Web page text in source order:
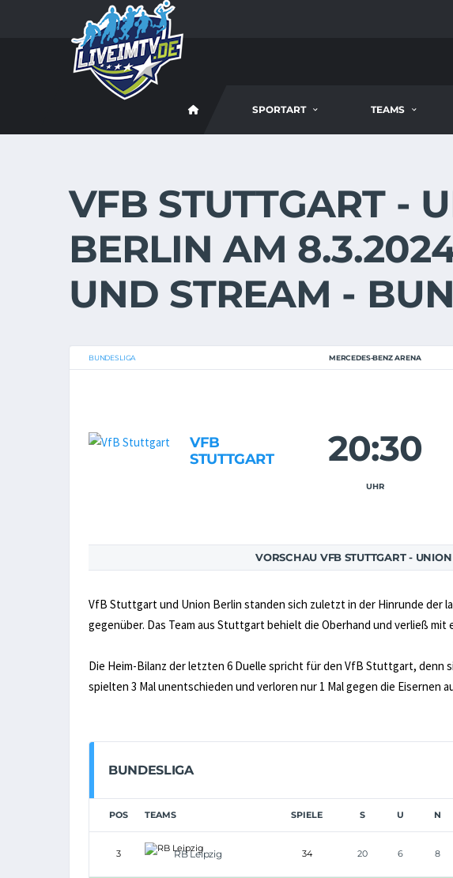
SPORTART TEAMS
VFB STUTTGART -
BERLIN AM
UND STREAM -
BUNDESLIGA MERCEDES-BENZ ARENA
VFB
STUTTGART
20:30
UHR
VORSCHAU VFB STUTTGART -
VfB Stuttgart und Union Berlin standen sich zuletzt in der Hinrunde der
gegenüber. Das Team aus Stuttgart behielt die Oberhand und verließ mit
Die Heim-Bilanz der letzten 6 Duelle spricht für den VfB Stuttgart, denn
spielten 3 Mal unentschieden und verloren nur 1 Mal gegen die Eisernen
BUNDESLIGA
POS TEAMS SPIELE S U N
3 RB Leipzig 34 20 6 8